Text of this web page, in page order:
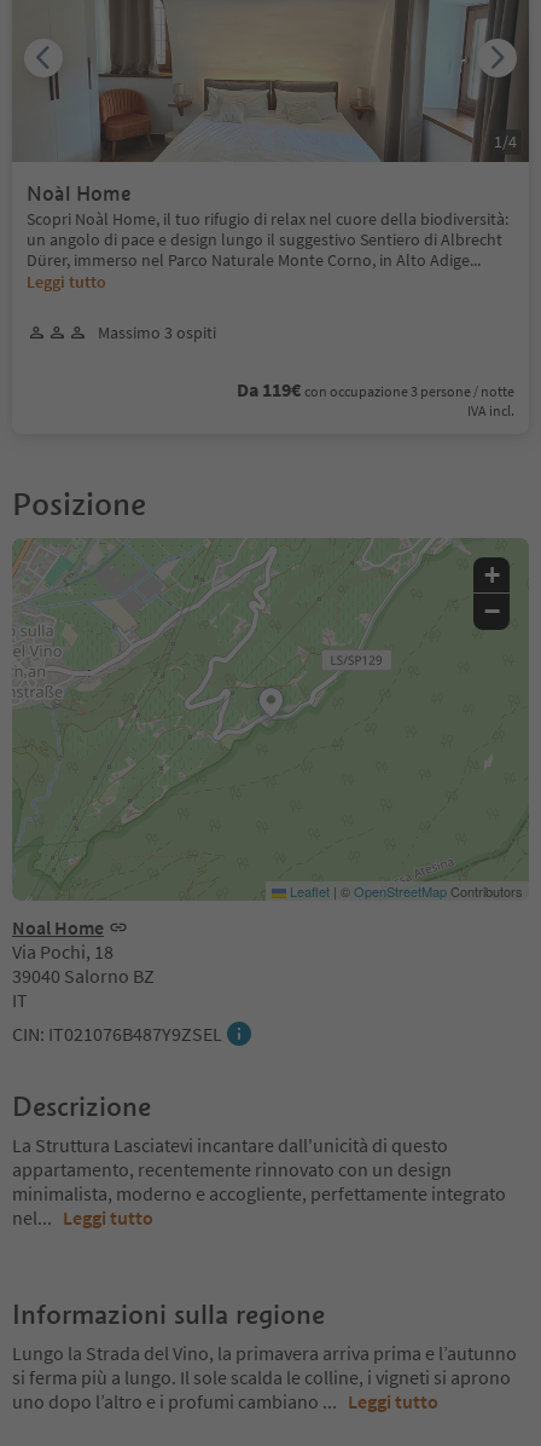
Noàl Home
Scopri Noàl Home, il tuo rifugio di relax nel cuore della biodiversità:
un angolo di pace e design lungo il suggestivo Sentiero di Albrecht
Dürer, immerso nel Parco Naturale Monte Corno, in Alto Adige...
Leggi tutto
Massimo 3 ospiti
Da 119€ con occupazione 3 persone / notte
IVA incl.
1 /4
Posizione
Noal Home
Via Pochi, 18
39040 Salorno BZ
IT
CIN: IT021076B487Y9ZSEL
+
−
Leaflet | ©OpenStreetMapContributors
Descrizione
La Struttura Lasciatevi incantare dall'unicità di questo
appartamento, recentemente rinnovato con un design
minimalista, moderno e accogliente, perfettamente integrato
nel... Leggi tutto
Informazioni sulla regione
Lungo la Strada del Vino, la primavera arriva prima e l’autunno
si ferma più a lungo. Il sole scalda le colline, i vigneti si aprono
uno dopo l’altro e i profumi cambiano ... Leggi tutto